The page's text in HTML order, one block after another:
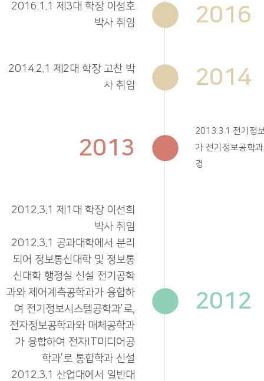
2016.1.1 제3대 학장 이성호
박사 취임
2016
2014.2.1 제2대 학장 고찬 박
사 취임
2014
2013
2013.3.1 전기정
가 전기정보공학
경
2012.3.1 제1대 학장 이선희
박사 취임
2012.3.1 공과대학에서 분리
되어 정보통신대학 및 정보통
신대학 행정실 신설 전기공학
과와 제어계측공학과가 융합하
여 전기정보시스템공학과’로,
전자정보공학과와 매체공학과
가 융합하여 전자IT미디어공
학과’로 통합학과 신설
2012.3.1 산업대에서 일반대
2012